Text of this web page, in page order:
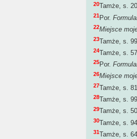
20Tamże, s.
21Por.
22Miejsce
23Tamże, s.
24Tamże, s.
25Por.
26Miejsce
27Tamże, s.
28Tamże, s.
29Tamże, s.
30Tamże, s.
31Tamże, s.